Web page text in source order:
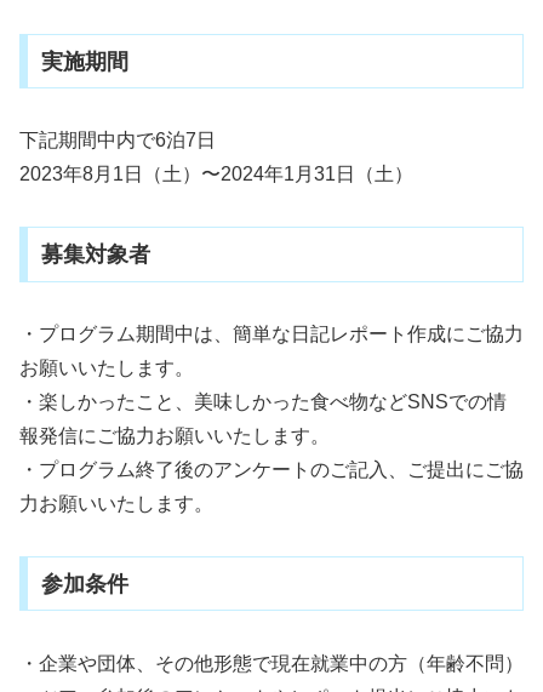
実施期間
下記期間中内で6泊7日
2023年8月1日（土）〜2024年1月31日（土）
募集対象者
・プログラム期間中は、簡単な日記レポート作成にご協力
お願いいたします。
・楽しかったこと、美味しかった食べ物などSNSでの情
報発信にご協力お願いいたします。
・プログラム終了後のアンケートのご記入、ご提出にご協
力お願いいたします。
参加条件
・企業や団体、その他形態で現在就業中の方（年齢不問）